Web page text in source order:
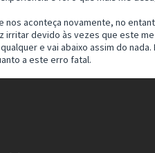
aconteça novamente, no
devido às vezes que este
e vai abaixo assim do nada.
a este erro fatal.